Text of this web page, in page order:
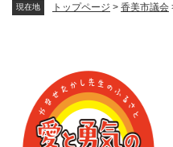
現在地 トップページ > 香美市議会